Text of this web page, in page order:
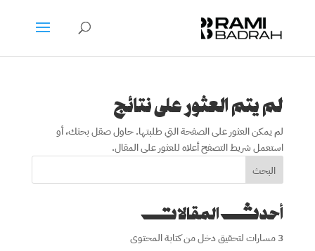
لم يتم العثور على نتائج
لم يمكن العثور على الصفحة التي طلبتها. حاول صقل بحثك، أو
استعمل شريط التصفح أعلاه للعثور على المقال.
البحث
أحدث المقالات
3 مسارات لتحقيق دخل من كتابة المحتوى